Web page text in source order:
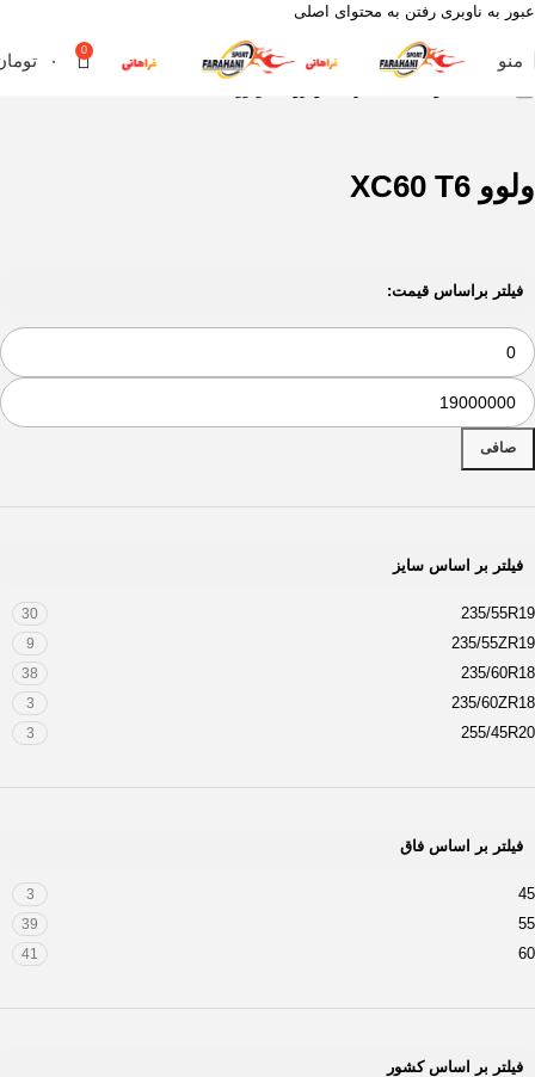
عبور به ناوبری رفتن به محتوای اصلی
منو 0 ۰
ولوو XC60 T6
فیلتر براساس قیمت:
صافی
فیلتر بر اساس سایز
235/55R19
30
235/55ZR19
9
235/60R18
38
235/60ZR18
3
255/45R20
3
فیلتر بر اساس فاق
45
3
55
39
60
41
فیلتر بر اساس کشور